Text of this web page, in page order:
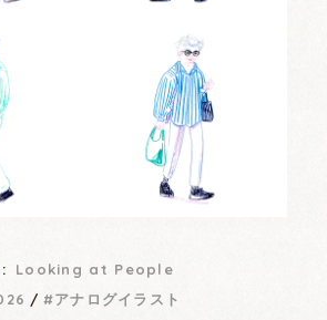
Looking at People
アナログイラスト